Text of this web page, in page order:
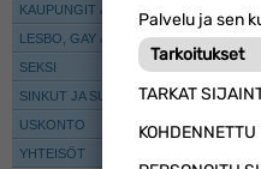
KAUPUNGIT & ALUEET
LESBO, GAY & BI
SEKSI
SINKUT JA SUHTEET
USKONTO
YHTEISÖT
0
Palvelu ja sen
Tarkoitukset
TARKAT